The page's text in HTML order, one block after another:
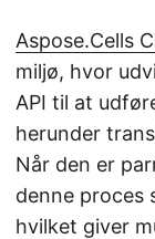
Aspose.Cells
miljø, hvor
API til at
herunder
Når den er
denne proces
hvilket giver